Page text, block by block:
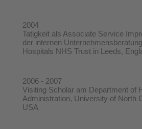
2004
Tatigkeit als Associate Service
der internen
Hospitals NHS Trust in Leeds,
2006 - 2007
Visiting Scholar am Department of
Administration, University of North
USA